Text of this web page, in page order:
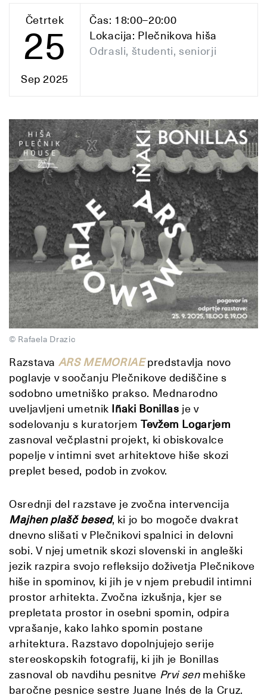
Četrtek
25
Sep 2025
Čas: 18:00–20:00
Lokacija: Plečnikova hiša
Odrasli, študenti, seniorji
© Rafaela Drazic
Razstava ARS MEMORIAEpredstavlja novo
poglavje v soočanju Plečnikove dediščine s
sodobno umetniško prakso. Mednarodno
uveljavljeni umetnik Iñaki Bonillas je v
sodelovanju s kuratorjem Tevžem Logarjem
zasnoval večplastni projekt, ki obiskovalce
popelje v intimni svet arhitektove hiše skozi
preplet besed, podob in zvokov.
Osrednji del razstave je zvočna intervencija
Majhen plašč besed, ki jo bo mogoče dvakrat
dnevno slišati v Plečnikovi spalnici in delovni
sobi. V njej umetnik skozi slovenski in angleški
jezik razpira svojo refleksijo doživetja Plečnikove
hiše in spominov, ki jih je v njem prebudil intimni
prostor arhitekta. Zvočna izkušnja, kjer se
prepletata prostor in osebni spomin, odpira
vprašanje, kako lahko spomin postane
arhitektura. Razstavo dopolnjujejo serije
stereoskopskih fotografij, ki jih je Bonillas
zasnoval ob navdihu pesnitve Prvi senmehiške
baročne pesnice sestre Juane Inés de la Cruz.